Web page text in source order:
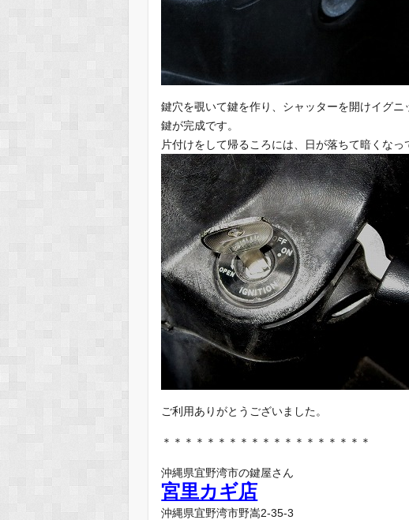
鍵穴を覗いて鍵を作り、シャッターを開けイグ
鍵が完成です。
片付けをして帰るころには、日が落ちて暗くなっ
ご利用ありがとうございました。
＊＊＊＊＊＊＊＊＊＊＊＊＊＊＊＊＊＊＊
沖縄県宜野湾市の鍵屋さん
宮里カギ店
沖縄県宜野湾市野嵩2-35-3